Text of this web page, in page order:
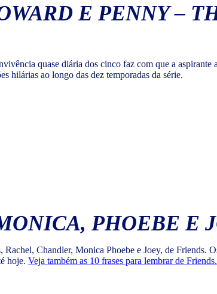
E PENNY –
quase diária dos cinco faz com que a aspirante
hilárias ao longo das dez temporadas da série.
PHOEBE E
Chandler, Monica Phoebe e Joey, de Friends.
hoje. Veja também as 10 frases para lembrar de Friends.